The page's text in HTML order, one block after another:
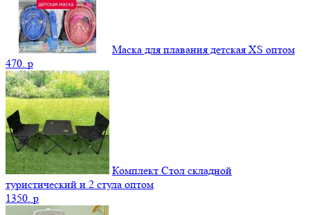
Маска для плавания детская XS оптом
470. p
Комплект Стол складной
туристический и 2 стула оптом
1350. p